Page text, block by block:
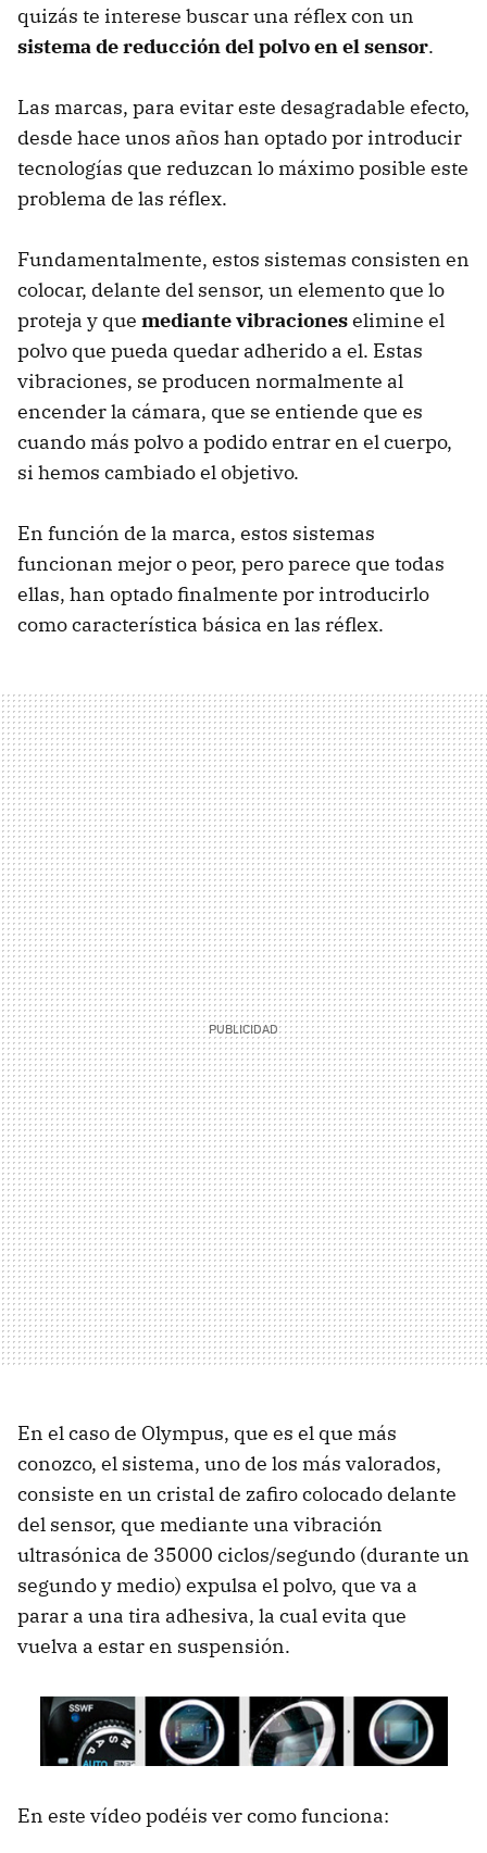
quizás te interese buscar una réflex con un
sistema de reducción del polvo en el sensor.
Las marcas, para evitar este desagradable efecto,
desde hace unos años han optado por introducir
tecnologías que reduzcan lo máximo posible este
problema de las réflex.
Fundamentalmente, estos sistemas consisten en
colocar, delante del sensor, un elemento que lo
proteja y que mediante vibracioneselimine el
polvo que pueda quedar adherido a el. Estas
vibraciones, se producen normalmente al
encender la cámara, que se entiende que es
cuando más polvo a podido entrar en el cuerpo,
si hemos cambiado el objetivo.
En función de la marca, estos sistemas
funcionan mejor o peor, pero parece que todas
ellas, han optado finalmente por introducirlo
como característica básica en las réflex.
En el caso de Olympus, que es el que más
conozco, el sistema, uno de los más valorados,
consiste en un cristal de zafiro colocado delante
del sensor, que mediante una vibración
ultrasónica de 35000 ciclos/segundo (durante un
segundo y medio) expulsa el polvo, que va a
parar a una tira adhesiva, la cual evita que
vuelva a estar en suspensión.
En este vídeo podéis ver como funciona: